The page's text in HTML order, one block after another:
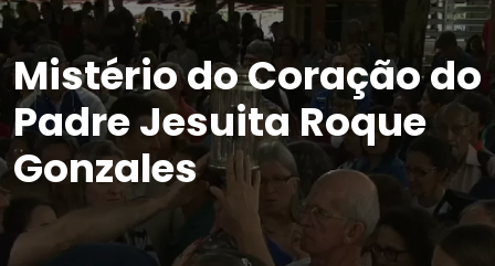
Mistério do Coração do
Padre Jesuita Roque
Gonzales